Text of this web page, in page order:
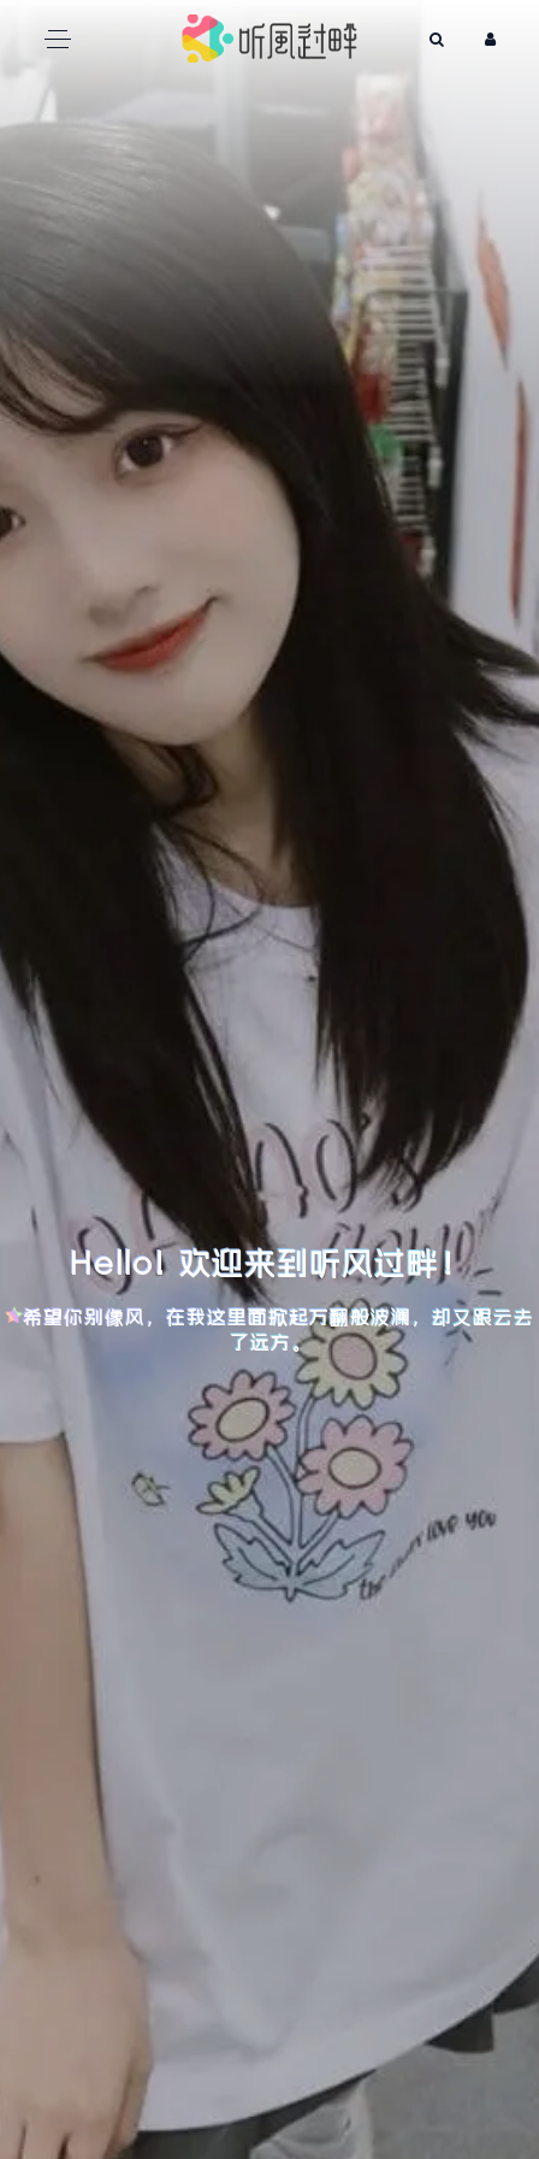
Hello! 欢迎来到听风过畔！
希望你别像风，在我这里面掀起万翻般波澜，却又跟云去
了远方。